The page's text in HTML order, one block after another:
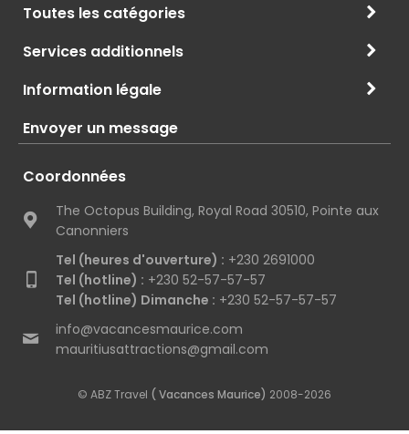
Toutes les catégories
Services additionnels
Information légale
Envoyer un message
Coordonnées
The Octopus Building, Royal Road 30510, Pointe aux
Canonniers
Tel (heures d'ouverture) : +230 2691000
Tel (hotline) : +230 52-57-57-57
Tel (hotline) Dimanche : +230 52-57-57-57
info@vacancesmaurice.com
mauritiusattractions@gmail.com
© ABZ Travel ( Vacances Maurice) 2008-2026